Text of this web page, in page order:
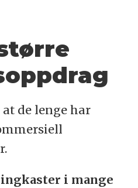
de lenge har
i mange